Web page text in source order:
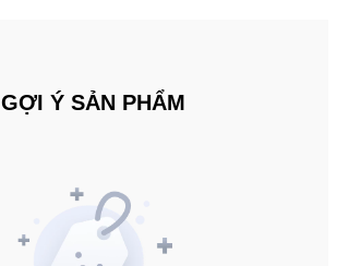
GỢI Ý SẢN PHẨM